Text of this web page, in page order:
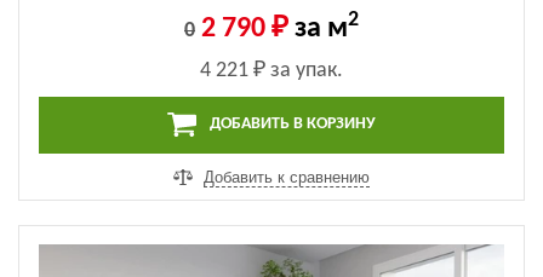
0 2 790 ₽ за м2
4 221 ₽ за упак.
ДОБАВИТЬ В КОРЗИНУ
Добавить к сравнению